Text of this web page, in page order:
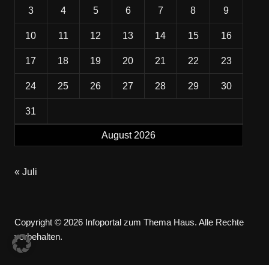
August 2026
3 4 5 6 7 8 9
10 11 12 13 14 15 16
17 18 19 20 21 22 23
24 25 26 27 28 29 30
31
« Juli
Copyright © 2026 Infoportal zum Thema Haus. Alle Rechte
vorbehalten.